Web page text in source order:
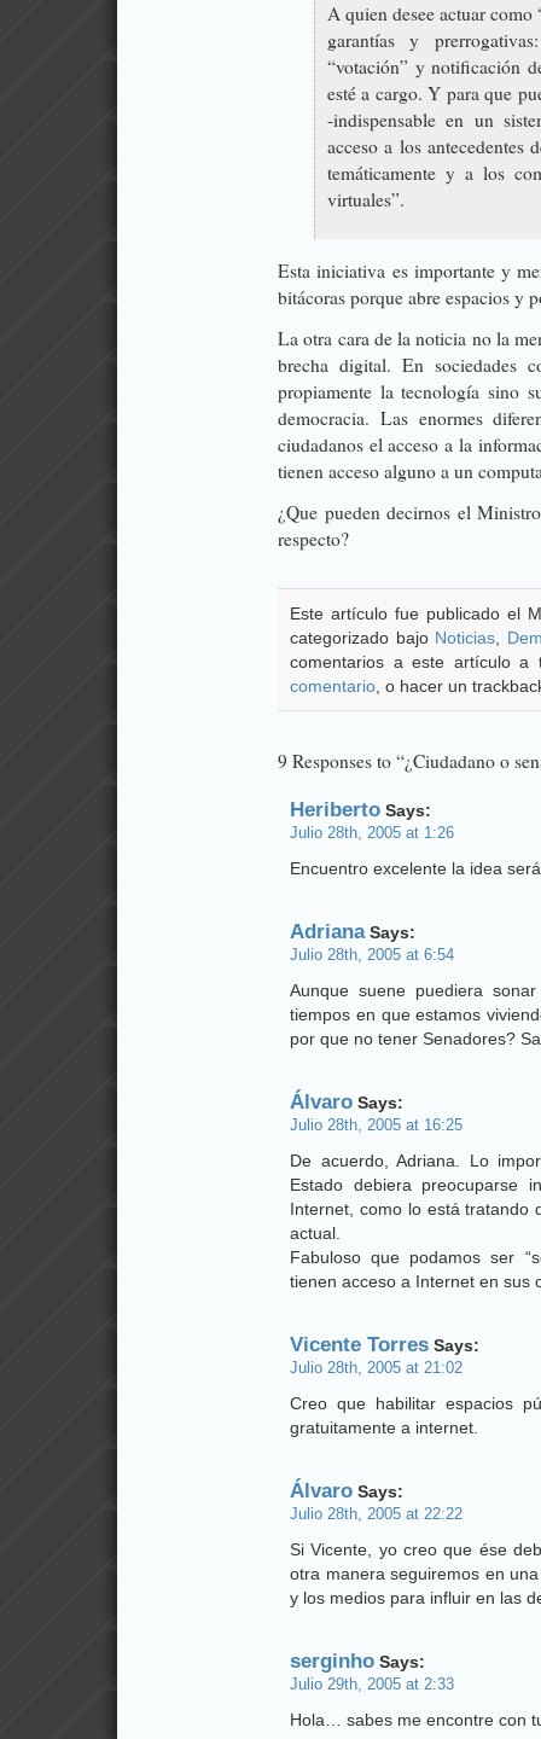
A quien desee actuar
garantías y
“votación” y notificación
esté a cargo. Y para que
-indispensable en un
acceso a los antecedentes
temáticamente y a los
virtuales”.
Esta iniciativa es importante y
bitácoras porque abre espacios y
La otra cara de la noticia no la
brecha digital. En sociedades
propiamente la tecnología sino
democracia. Las enormes
ciudadanos el acceso a la
tienen acceso alguno a un
¿Que pueden decirnos el
respecto?
Este artículo fue publicado el
categorizado bajo Noticias
comentarios a este artículo
comentario , o hacer un
9 Responses to “¿Ciudadano o
Heriberto Says:
Julio 28th, 2005 at 1:26
Encuentro excelente la idea
AdrianaSays:
Julio 28th, 2005 at 6:54
Aunque suene puediera
tiempos en que estamos
por que no tener Senadores?
Álvaro Says:
Julio 28th, 2005 at 16:25
De acuerdo, Adriana. Lo
Estado debiera preocuparse
Internet, como lo está tratando
actual.
Fabuloso que podamos ser
tienen acceso a Internet en sus
Vicente Torres Says:
Julio 28th, 2005 at 21:02
Creo que habilitar espacios
gratuitamente a internet.
Álvaro Says:
Julio 28th, 2005 at 22:22
Si Vicente, yo creo que ése
otra manera seguiremos en
y los medios para influir en las
serginho Says:
Julio 29th, 2005 at 2:33
Hola… sabes me encontre con